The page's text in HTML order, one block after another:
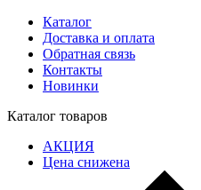
Каталог
Доставка и оплата
Обратная связь
Контакты
Новинки
Каталог товаров
АКЦИЯ
Цена снижена